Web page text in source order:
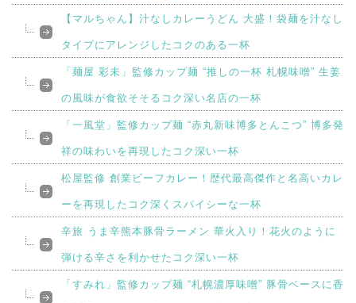
【マルちゃん】汁なしカレーうどん 大盛！袋麺を汁なし
タイプにアレンジしたコクのある一杯
「麺屋 彩未」監修カップ麺 “推しの一杯 札幌味噌” 生姜
の風味が食欲そそるコク深い名店の一杯
「一風堂」監修カップ麺 “赤丸新味博多とんこつ” 博多発
祥の味わいを再現したコク深い一杯
松屋監修 創業ビーフカレー！歴代最高傑作と名高いカレ
ーを再現したコク深くスパイシーな一杯
辛旅 うま辛熊本豚骨ラーメン 華火入り！花火のように
弾ける辛さを利かせたコク深い一杯
「すみれ」監修カップ麺 “札幌濃厚味噌” 豚骨ベースに香